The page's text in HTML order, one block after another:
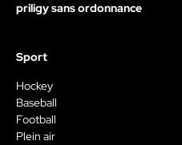
priligy sans ordonnance
Sport
Hockey
Baseball
Football
Plein air